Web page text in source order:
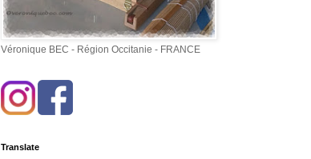
Véronique BEC - Région Occitanie - FRANCE
Translate